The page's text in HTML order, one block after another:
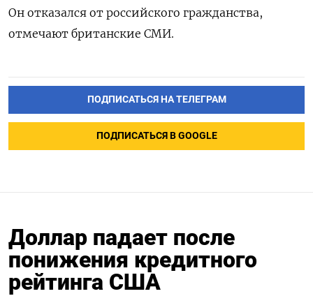
Он отказался от российского гражданства,
отмечают британские СМИ.
ПОДПИСАТЬСЯ НА ТЕЛЕГРАМ
ПОДПИСАТЬСЯ В GOOGLE
Доллар падает после
понижения кредитного
рейтинга США